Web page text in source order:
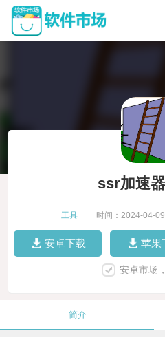
ssr加速
工具 时间：2024-04-09
安卓下载 苹果
安卓市场
简介